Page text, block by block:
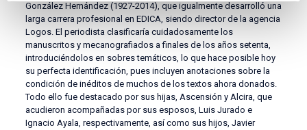
González Hernández (1927-2014), que igualmente desarrolló una
larga carrera profesional en EDICA, siendo director de la agencia
Logos. El periodista clasificaría cuidadosamente los
manuscritos y mecanografiados a finales de los años setenta,
introduciéndolos en sobres temáticos, lo que hace posible hoy
su perfecta identificación, pues incluyen anotaciones sobre la
condición de inéditos de muchos de los textos ahora donados.
Todo ello fue destacado por sus hijas, Ascensión y Alcira, que
acudieron acompañadas por sus esposos, Luis Jurado e
Ignacio Ayala, respectivamente, así como sus hijos, Javier